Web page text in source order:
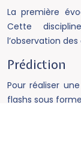
La première
Cette
l’observation des
Prédiction
Pour réaliser
flashs sous